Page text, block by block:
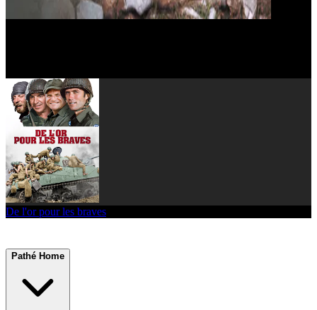
De l'or pour les braves
Pathé Home